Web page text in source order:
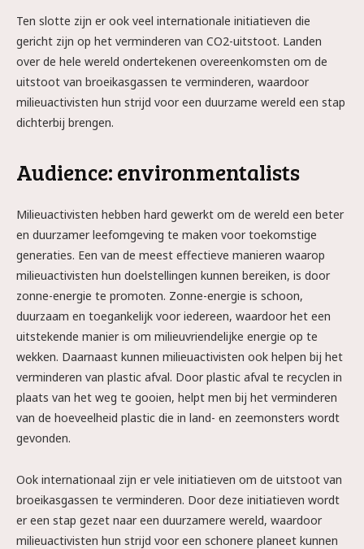
Ten slotte zijn er ook veel internationale initiatieven die
gericht zijn op het verminderen van CO2-uitstoot. Landen
over de hele wereld ondertekenen overeenkomsten om de
uitstoot van broeikasgassen te verminderen, waardoor
milieuactivisten hun strijd voor een duurzame wereld een stap
dichterbij brengen.
Audience: environmentalists
Milieuactivisten hebben hard gewerkt om de wereld een beter
en duurzamer leefomgeving te maken voor toekomstige
generaties. Een van de meest effectieve manieren waarop
milieuactivisten hun doelstellingen kunnen bereiken, is door
zonne-energie te promoten. Zonne-energie is schoon,
duurzaam en toegankelijk voor iedereen, waardoor het een
uitstekende manier is om milieuvriendelijke energie op te
wekken. Daarnaast kunnen milieuactivisten ook helpen bij het
verminderen van plastic afval. Door plastic afval te recyclen in
plaats van het weg te gooien, helpt men bij het verminderen
van de hoeveelheid plastic die in land- en zeemonsters wordt
gevonden.
Ook internationaal zijn er vele initiatieven om de uitstoot van
broeikasgassen te verminderen. Door deze initiatieven wordt
er een stap gezet naar een duurzamere wereld, waardoor
milieuactivisten hun strijd voor een schonere planeet kunnen